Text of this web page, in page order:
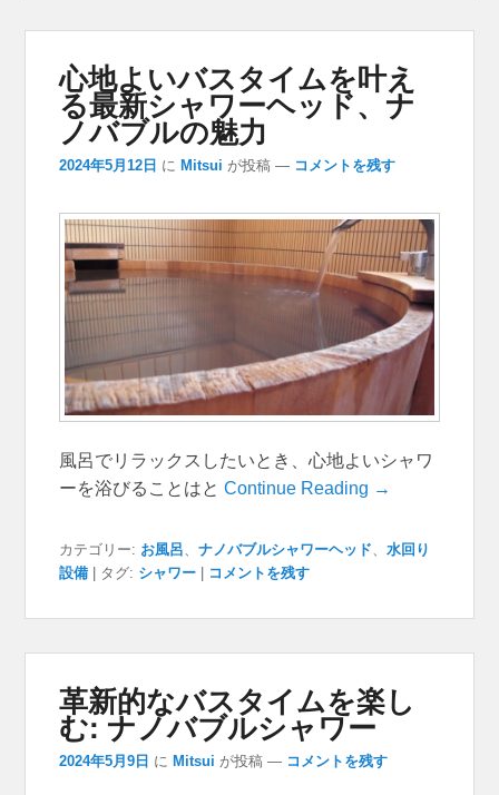
心地よいバスタイムを叶え
る最新シャワーヘッド、ナ
ノバブルの魅力
2024年5月12日 に Mitsui が投稿 — コメントを残す
風呂でリラックスしたいとき、心地よいシャワ
ーを浴びることはとContinue Reading →
カテゴリー: お風呂 、ナノバブルシャワーヘッド 、水回り
設備
タグ: シャワー コメントを残す
革新的なバスタイムを楽し
む: ナノバブルシャワー
2024年5月9日 に Mitsui が投稿 — コメントを残す